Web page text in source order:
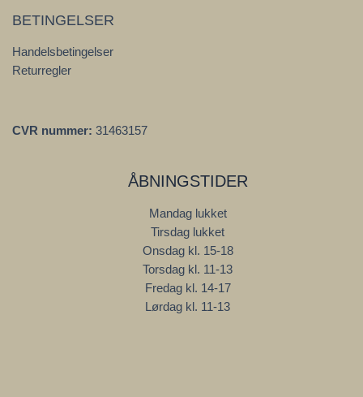
BETINGELSER
Handelsbetingelser
Returregler
CVR nummer: 31463157
ÅBNINGSTIDER
Mandag lukket
Tirsdag lukket
Onsdag kl. 15-18
Torsdag kl. 11-13
Fredag kl. 14-17
Lørdag kl. 11-13